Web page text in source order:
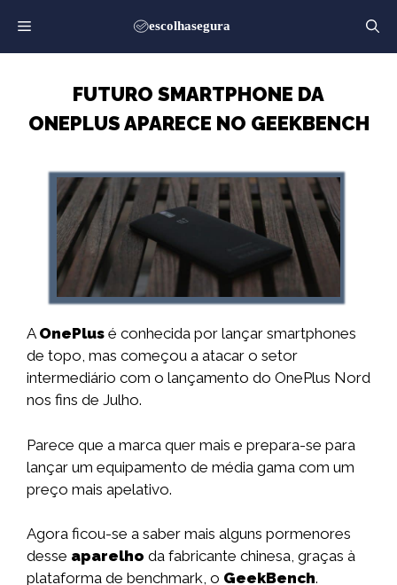
para
o
FUTURO SMARTPHONE DA
ONEPLUS APARECE NO GEEKBENCH
A OnePlus é conhecida por lançar smartphones
de topo, mas começou a atacar o setor
intermediário com o lançamento do OnePlus Nord
nos fins de Julho.
Parece que a marca quer mais e prepara-se para
lançar um equipamento de média gama com um
preço mais apelativo.
Agora ficou-se a saber mais alguns pormenores
desse aparelho da fabricante chinesa, graças à
plataforma de benchmark, o GeekBench.